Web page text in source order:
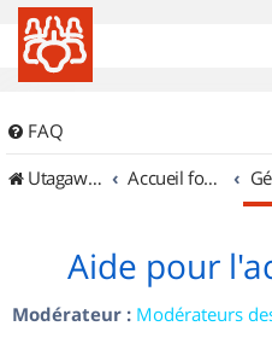
FAQ
UtagawaVTT (Randos VTT et VTTAE avec traces GPS)
Accueil forum
Aide pour
Modérateur : Modérateurs